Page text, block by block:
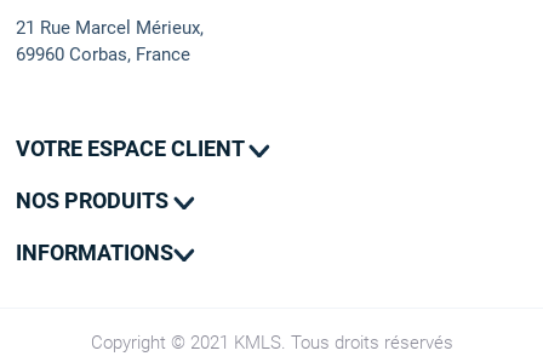
21 Rue Marcel Mérieux,
69960 Corbas, France
VOTRE ESPACE CLIENT
Mes adresses
NOS PRODUITS
Nouveautés
INFORMATIONS
Copyright © 2021 KMLS. Tous droits réservés